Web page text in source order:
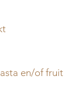
en/of fruit